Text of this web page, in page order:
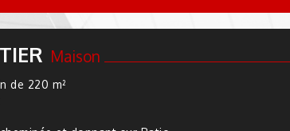
Maison
de 220 m²